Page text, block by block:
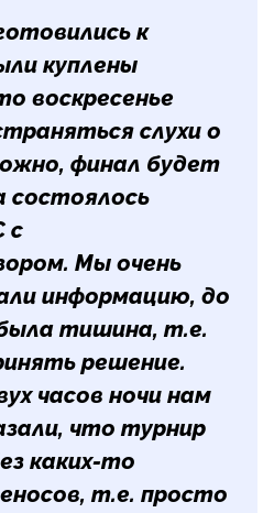
к
куплены
воскресенье
слухи о
финал будет
состоялось
с
Мы очень
информацию, до
тишина, т.е.
решение.
часов ночи нам
что турнир
каких-то
т.е. просто